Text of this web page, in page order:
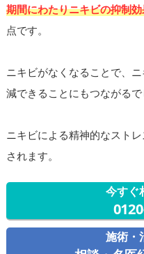
期間にわたりニキビの抑制
点です。
ニキビがなくなることで、
減できることにもつながるで
ニキビによる精神的なスト
されます。
今すぐ
施術・